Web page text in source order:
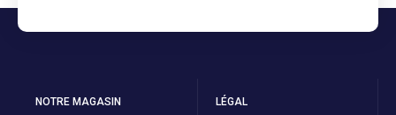
NOTRE MAGASIN LÉGAL